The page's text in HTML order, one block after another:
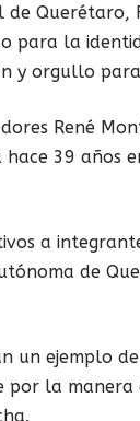
Querétaro,
para la
y orgullo
René
hace 39 años
a
de
un ejemplo
por la manera